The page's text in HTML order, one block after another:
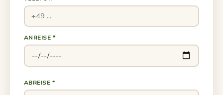
ANREISE *
ABREISE *